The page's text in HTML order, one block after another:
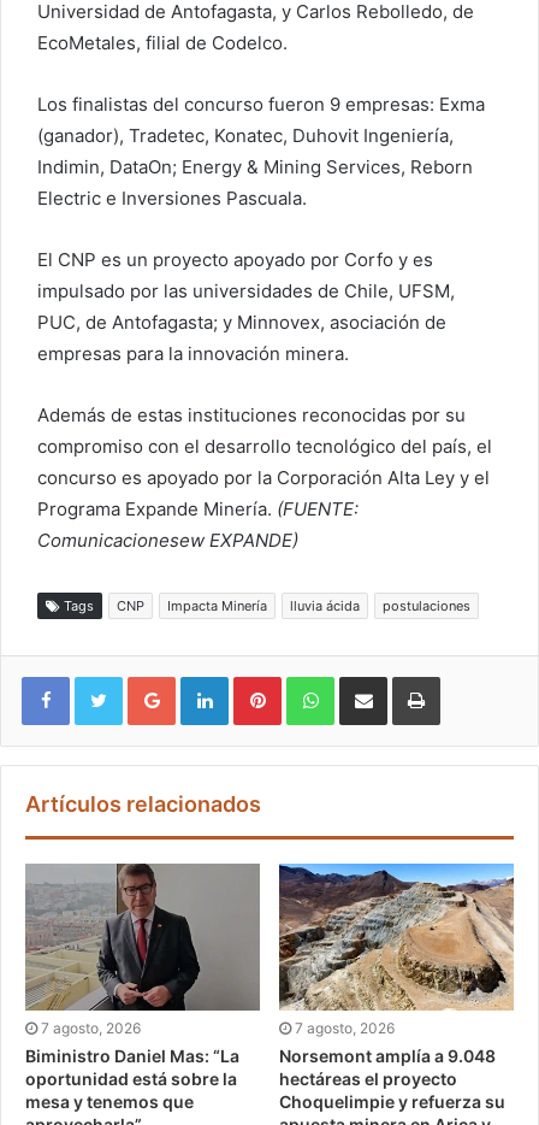
Universidad de Antofagasta, y Carlos Rebolledo, de
EcoMetales, filial de Codelco.
Los finalistas del concurso fueron 9 empresas: Exma
(ganador), Tradetec, Konatec, Duhovit Ingeniería,
Indimin, DataOn; Energy & Mining Services, Reborn
Electric e Inversiones Pascuala.
El CNP es un proyecto apoyado por Corfo y es
impulsado por las universidades de Chile, UFSM,
PUC, de Antofagasta; y Minnovex, asociación de
empresas para la innovación minera.
Además de estas instituciones reconocidas por su
compromiso con el desarrollo tecnológico del país, el
concurso es apoyado por la Corporación Alta Ley y el
Programa Expande Minería. (FUENTE:
Comunicacionesew EXPANDE)
Tags CNP Impacta Minería lluvia ácida postulaciones
Google+ LinkedIn Pinterest WhatsApp
Artículos relacionados
7 agosto, 2026
Biministro Daniel Mas: “La
oportunidad está sobre la
mesa y tenemos que
7 agosto, 2026
Norsemont amplía a 9.048
hectáreas el proyecto
Choquelimpie y refuerza su